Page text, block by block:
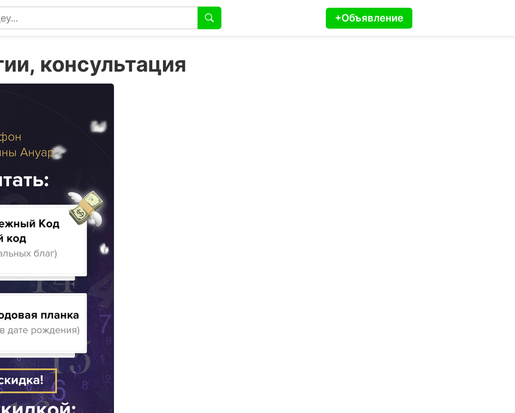
+Объявление
консультация